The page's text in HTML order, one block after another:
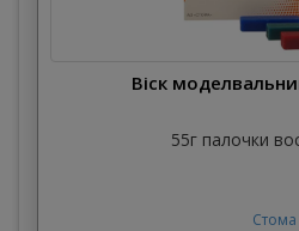
Віск
55г палочки
Стома